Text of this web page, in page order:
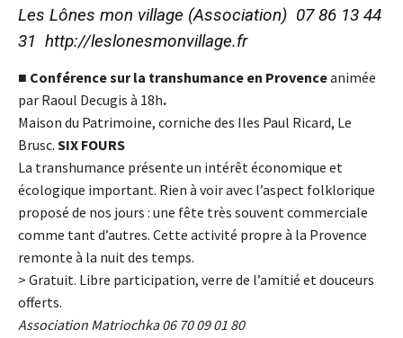
Les Lônes mon village (Association) 07 86 13 44
31 http://leslonesmonvillage.fr
■ Conférence sur la transhumance en Provenceanimée
par Raoul Decugis à 18h.
Maison du Patrimoine, corniche des Iles Paul Ricard, Le
Brusc. SIX FOURS
La transhumance présente un intérêt économique et
écologique important. Rien à voir avec l’aspect folklorique
proposé de nos jours : une fête très souvent commerciale
comme tant d’autres. Cette activité propre à la Provence
remonte à la nuit des temps.
> Gratuit. Libre participation, verre de l’amitié et douceurs
offerts.
Association Matriochka 06 70 09 01 80